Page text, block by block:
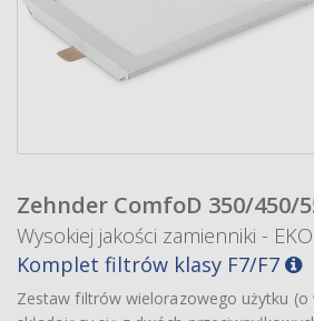
Zehnder ComfoD 350/450/
Wysokiej jakości zamienniki -
Komplet filtrów klasy F7/F7
Zestaw filtrów wielorazowego użytku (o